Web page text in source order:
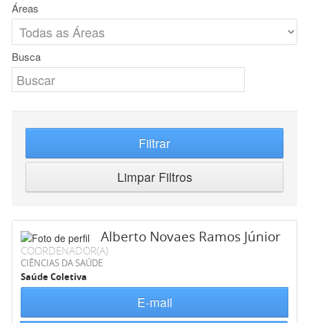
Áreas
Busca
Filtrar
Limpar Filtros
Alberto Novaes Ramos Júnior
COORDENADOR(A)
CIÊNCIAS DA SAÚDE
Saúde Coletiva
E-mail